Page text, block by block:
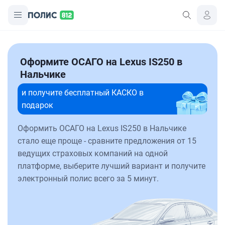
Оформите ОСАГО на Lexus IS250 в
Нальчике
и получите бесплатный КАСКО в
подарок
Оформить ОСАГО на Lexus IS250 в Нальчике
стало еще проще - сравните предложения от 15
ведущих страховых компаний на одной
платформе, выберите лучший вариант и получите
электронный полис всего за 5 минут.